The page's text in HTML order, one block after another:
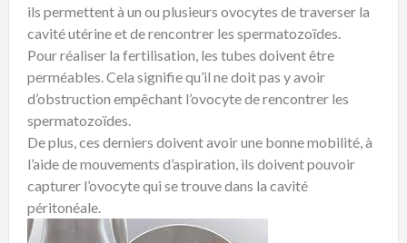
ils permettent à un ou plusieurs ovocytes de traverser la
cavité utérine et de rencontrer les spermatozoïdes.
Pour réaliser la fertilisation, les tubes doivent être
perméables. Cela signifie qu’il ne doit pas y avoir
d’obstruction empêchant l’ovocyte de rencontrer les
spermatozoïdes.
De plus, ces derniers doivent avoir une bonne mobilité, à
l’aide de mouvements d’aspiration, ils doivent pouvoir
capturer l’ovocyte qui se trouve dans la cavité
péritonéale.